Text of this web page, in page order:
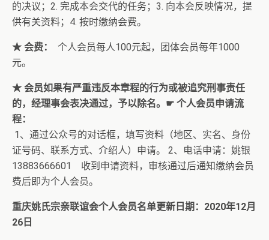
的决议；2. 完成本会交代的任务；3. 向本会反映情况，提
供有关资料；4. 按时缴纳会费。
★ 会费：
个人会员每人100元起，团体会员每年1000
元。
★ 会员如果有严重违反本章程的行为或被追究刑事责任
的，经理事会表决通过，予以除名。☛ 个人会员申请流
程：
1、通过公众号的对话框，填写资料（地区、实名、身份
证号码、联系方式、介绍人）申请。 2、电话申请：姚银
13883666601 收到申请资料，审核通过后通知缴纳会员
费后即为个人会员。
重庆姚氏宗亲联谊会个人会员名单更新日期：2020年12月
26日